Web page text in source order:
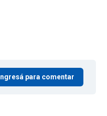
Ingresá para comentar